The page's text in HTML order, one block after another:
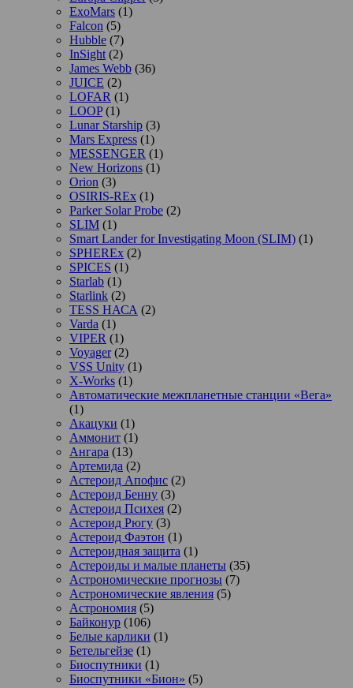
ExoMars (1)
Falcon (5)
Hubble (7)
InSight (2)
James Webb (36)
JUICE (2)
LOFAR (1)
LOOP(1)
Lunar Starship (3)
Mars Express (1)
MESSENGER (1)
New Horizons (1)
Orion (3)
OSIRIS-REx (1)
Parker Solar Probe (2)
SLIM (1)
Smart Lander for Investigating Moon (SLIM) (1)
SPHEREx (2)
SPICES (1)
Starlab (1)
Starlink (2)
TESS НАСА (2)
Varda (1)
VIPER (1)
Voyager(2)
VSS Unity (1)
X-Works (1)
Автоматические межпланетные станции «Вега»
(1)
Акацуки (1)
Аммонит (1)
Ангара (13)
Артемида (2)
Астероид Апофис (2)
Астероид Бенну (3)
Астероид Психея (2)
Астероид Рюгу (3)
Астероид Фаэтон (1)
Астероидная защита (1)
Астероиды и малые планеты (35)
Астрономические прогнозы (7)
Астрономические явления (5)
Астрономия (5)
Байконур (106)
Белые карлики (1)
Бетельгейзе (1)
Биоспутники (1)
Биоспутники «Бион» (5)